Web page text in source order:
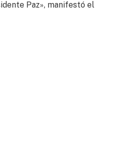
Paz», manifestó el